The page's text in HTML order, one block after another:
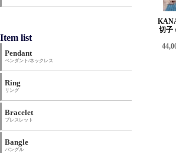
切子
Item list
Pendant
ペンダント/ネックレス
Ring
リング
Bracelet
ブレスレット
Bangle
バングル